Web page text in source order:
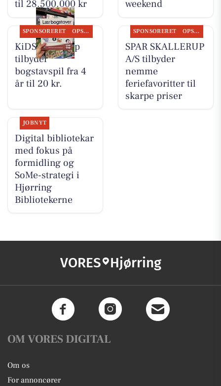
til 28.500.000 kr
weekend
SPONSORERET OPSLAGSTAVLEN
KiDS Coolshop
tilbyder
bogstavspil fra 4
år til 20 kr.
SPONSORERET OPSLAGSTAVLEN
SPAR SKALLERUP
A/S tilbyder
nemme
feriefavoritter til
skarpe priser
JOBNYT
Digital bibliotekar
med fokus på
formidling og
SoMe-strategi i
Hjørring
Bibliotekerne
VORES Hjørring
OM VORES DIGITAL
Om os
For annoncører